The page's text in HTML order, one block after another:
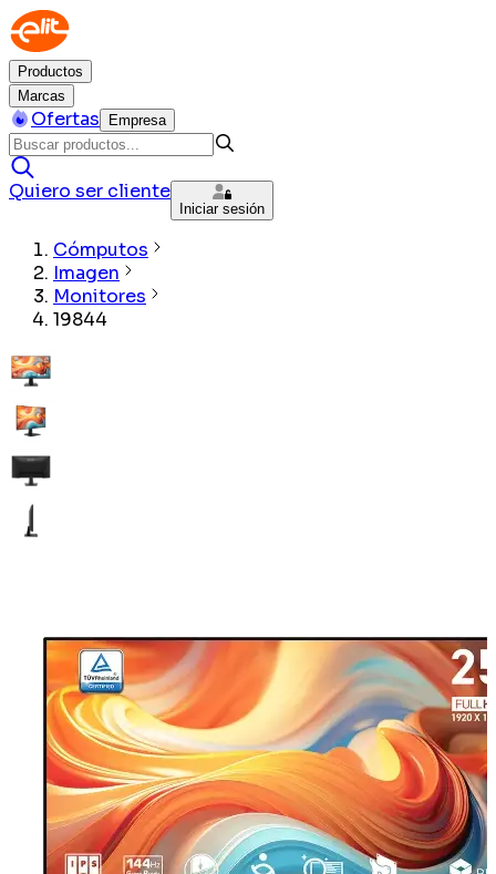
Productos
Marcas
Ofertas Empresa
Quiero ser cliente
Iniciar sesión
Cómputos
Imagen
Monitores
19844